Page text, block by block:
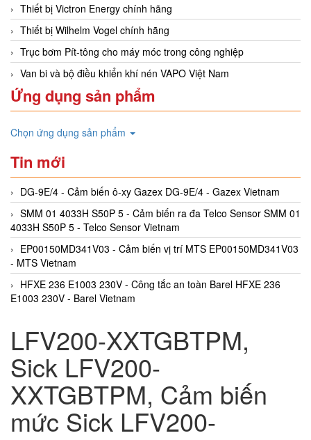
Thiết bị Victron Energy chính hãng
Thiết bị Wilhelm Vogel chính hãng
Trục bơm Pít-tông cho máy móc trong công nghiệp
Van bi và bộ điều khiển khí nén VAPO Việt Nam
Ứng dụng sản phẩm
Chọn ứng dụng sản phẩm
Tin mới
DG-9E/4 - Cảm biến ô-xy Gazex DG-9E/4 - Gazex Vietnam
SMM 01 4033H S50P 5 - Cảm biến ra đa Telco Sensor SMM 01
4033H S50P 5 - Telco Sensor Vietnam
EP00150MD341V03 - Cảm biến vị trí MTS EP00150MD341V03
- MTS Vietnam
HFXE 236 E1003 230V - Công tắc an toàn Barel HFXE 236
E1003 230V - Barel Vietnam
LFV200-XXTGBTPM,
Sick LFV200-
XXTGBTPM, Cảm biến
mức Sick LFV200-